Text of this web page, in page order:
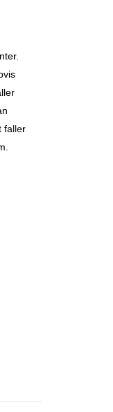
faller